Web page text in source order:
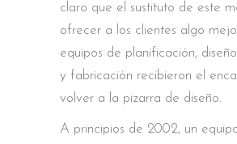
claro que el sustituto de este
ofrecer a los clientes algo
equipos de planificación,
y fabricación recibieron el
volver a la pizarra de diseño.
A principios de 2002, un